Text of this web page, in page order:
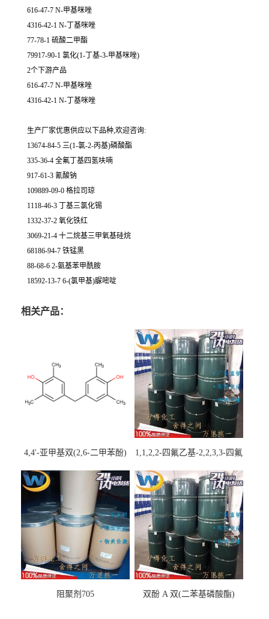
616-47-7 N-甲基咪唑
4316-42-1 N-丁基咪唑
77-78-1 硫酸二甲酯
79917-90-1 氯化(1-丁基-3-甲基咪唑)
2个下游产品
616-47-7 N-甲基咪唑
4316-42-1 N-丁基咪唑
生产厂家优惠供应以下品种,欢迎咨询:
13674-84-5 三(1-氯-2-丙基)磷酸酯
335-36-4 全氟丁基四氢呋喃
917-61-3 氰酸钠
109889-09-0 格拉司琼
1118-46-3 丁基三氯化锡
1332-37-2 氧化铁红
3069-21-4 十二烷基三甲氧基硅烷
68186-94-7 铁锰黑
88-68-6 2-氨基苯甲酰胺
18592-13-7 6-(氯甲基)脲嘧啶
相关产品：
4,4'-亚甲基双(2,6-二甲苯酚)
1,1,2,2-四氟乙基-2,2,3,3-四氟
阻聚剂705 双酚 A 双(二苯基磷酸酯)